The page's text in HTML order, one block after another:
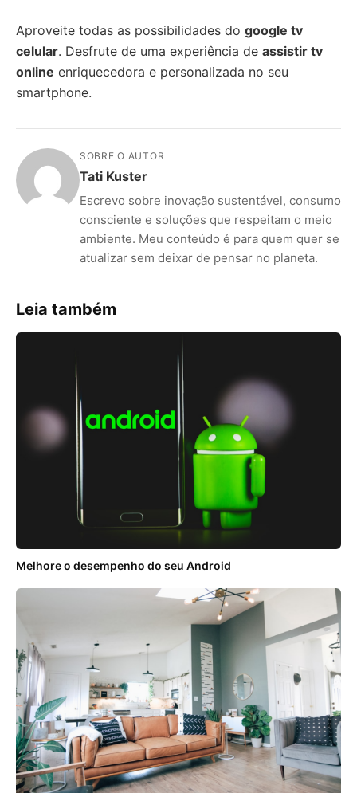
Aproveite todas as possibilidades do google tv
celular. Desfrute de uma experiência de assistir tv
online enriquecedora e personalizada no seu
smartphone.
SOBRE O AUTOR
Tati Kuster
Escrevo sobre inovação sustentável, consumo
consciente e soluções que respeitam o meio
ambiente. Meu conteúdo é para quem quer se
atualizar sem deixar de pensar no planeta.
Leia também
Melhore o desempenho do seu Android